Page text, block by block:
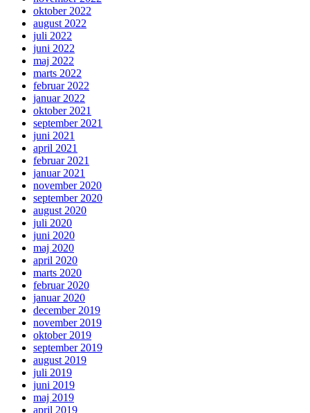
oktober 2022
august 2022
juli 2022
juni 2022
maj 2022
marts 2022
februar 2022
januar 2022
oktober 2021
september 2021
juni 2021
april 2021
februar 2021
januar 2021
november 2020
september 2020
august 2020
juli 2020
juni 2020
maj 2020
april 2020
marts 2020
februar 2020
januar 2020
december 2019
november 2019
oktober 2019
september 2019
august 2019
juli 2019
juni 2019
maj 2019
april 2019